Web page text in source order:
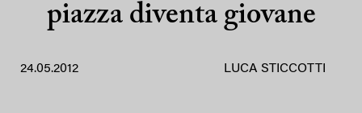
piazza diventa giovane
24.05.2012 LUCA STICCOTTI